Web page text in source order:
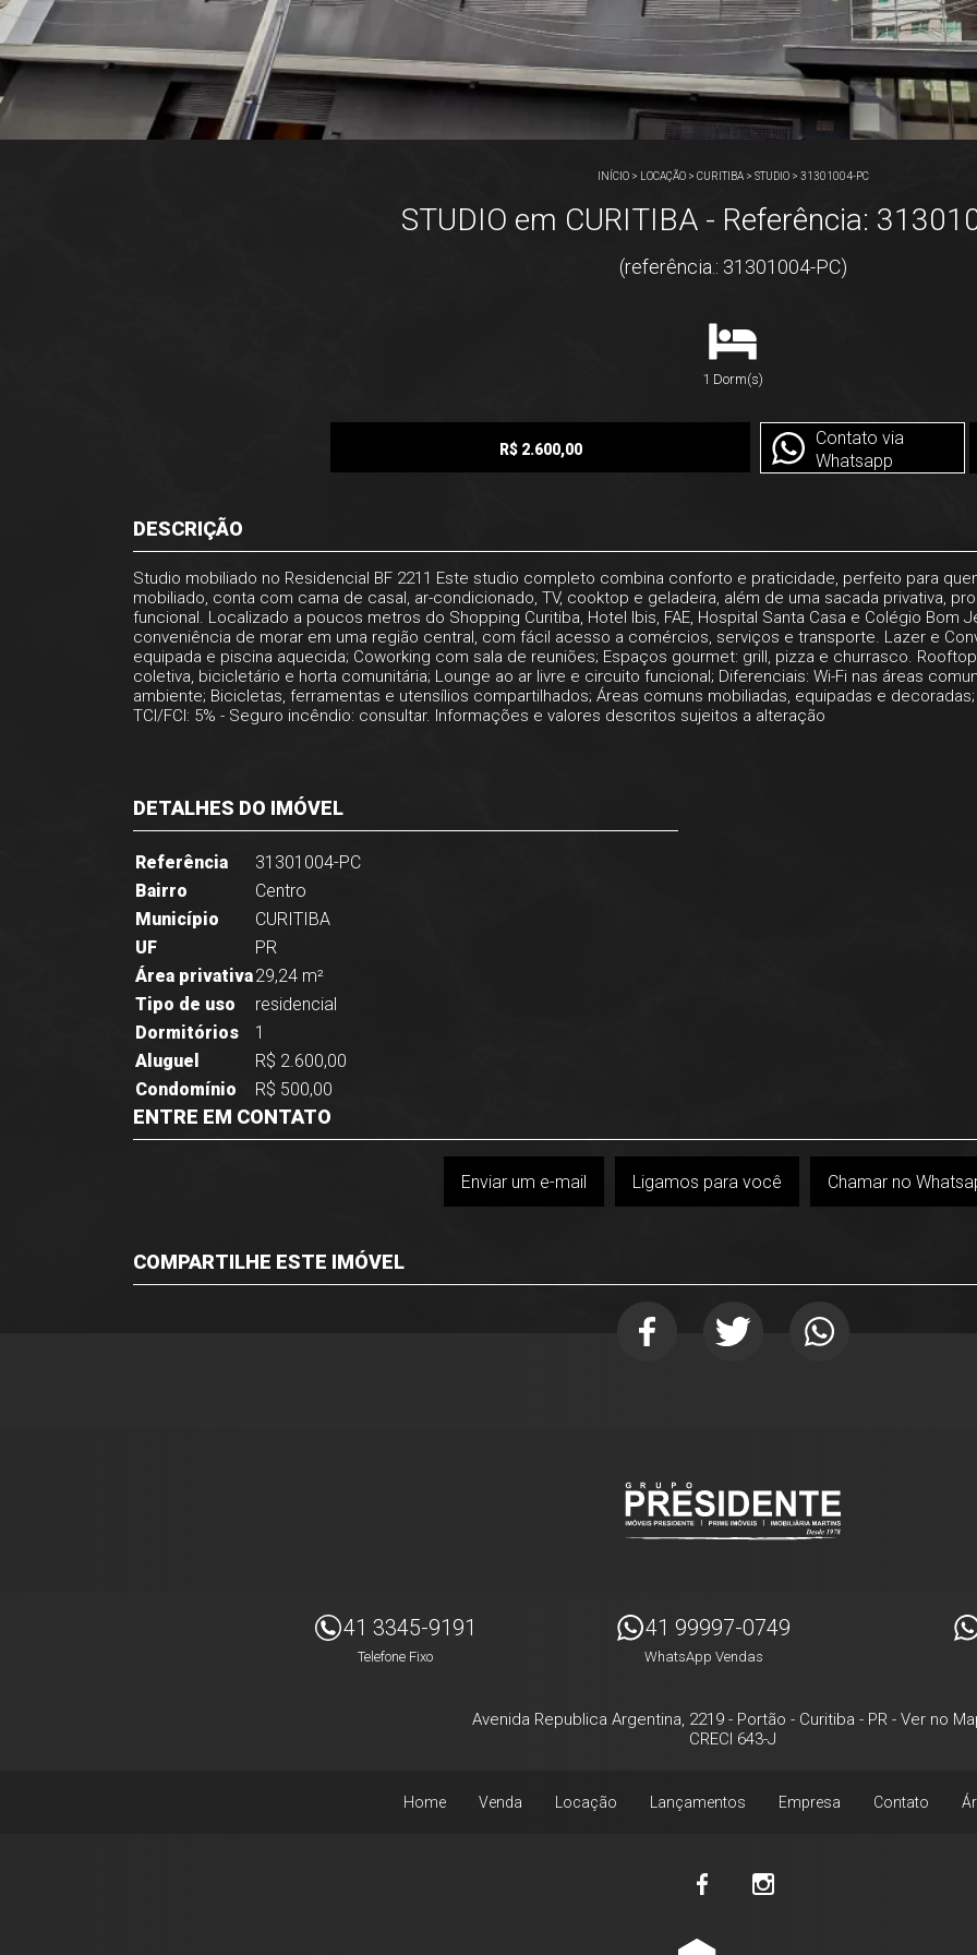
INÍCIO> LOCAÇÃO> CURITIBA> STUDIO> 31301004-PC
STUDIO em CURITIBA - Referência:
(referência.: 31301004-PC)
1 Dorm(s)
R$ 2.600,00
Contato via
Whatsapp
DESCRIÇÃO
Studio mobiliado no Residencial BF 2211 Este studio completo combina conforto e praticidade, perfeito para
mobiliado, conta com cama de casal, ar-condicionado, TV, cooktop e geladeira, além de uma sacada privativa,
funcional. Localizado a poucos metros do Shopping Curitiba, Hotel Ibis, FAE, Hospital Santa Casa e Colégio Bom
conveniência de morar em uma região central, com fácil acesso a comércios, serviços e transporte. Lazer e
equipada e piscina aquecida; Coworking com sala de reuniões; Espaços gourmet: grill, pizza e churrasco.
coletiva, bicicletário e horta comunitária; Lounge ao ar livre e circuito funcional; Diferenciais: Wi-Fi nas áreas
ambiente; Bicicletas, ferramentas e utensílios compartilhados; Áreas comuns mobiliadas, equipadas e
TCI/FCI: 5% - Seguro incêndio: consultar. Informações e valores descritos sujeitos a alteração
DETALHES DO IMÓVEL
Referência
31301004-PC
Bairro
Centro
Município
CURITIBA
UF
PR
Área privativa29,24 m²
Tipo de uso
residencial
Dormitórios
1
Aluguel
R$ 2.600,00
Condomínio
R$ 500,00
ENTRE EM CONTATO
Enviar um e-mail Ligamos para você Chamar no
COMPARTILHE ESTE IMÓVEL
41 3345-9191
Telefone Fixo
41 99997-0749
WhatsApp Vendas
Avenida Republica Argentina, 2219 - Portão - Curitiba - PR - Ver no
CRECI 643-J
Home Venda Locação Lançamentos Empresa Contato